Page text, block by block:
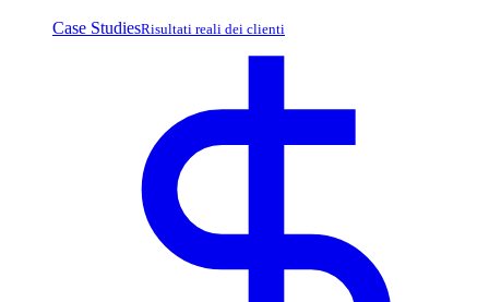
Case StudiesRisultati reali dei clienti